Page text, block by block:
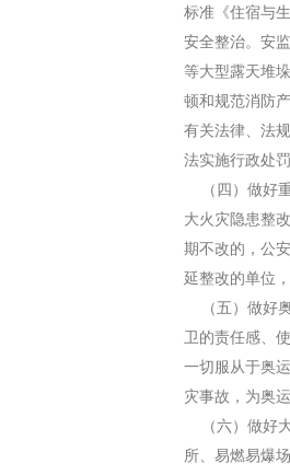
标准《住宿与
安全整治。安
等大型露天堆
顿和规范消防
有关法律、法
法实施行政处
（四）做好重
大火灾隐患整
期不改的，公
延整改的单位
（五）做好奥
卫的责任感、
一切服从于奥
灾事故，为奥
（六）做好大
所、易燃易爆